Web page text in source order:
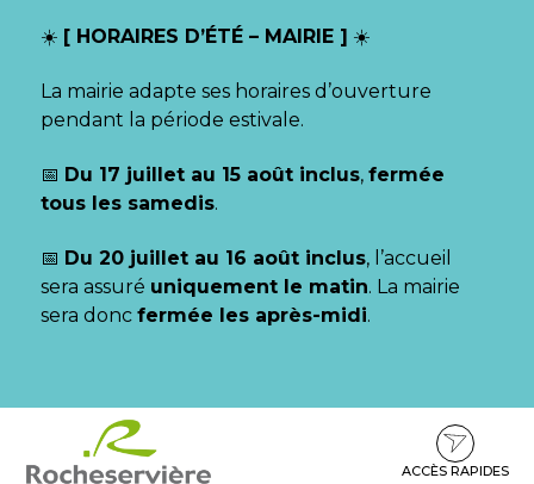
☀️ [ HORAIRES D’ÉTÉ – MAIRIE ] ☀️
La mairie adapte ses horaires d’ouverture
pendant la période estivale.
📅 Du 17 juillet au 15 août inclus, fermée
tous les samedis.
📅 Du 20 juillet au 16 août inclus, l’accueil
sera assuré uniquement le matin. La mairie
sera donc fermée les après-midi.
contenu
pied
ACCÈS RAPIDES